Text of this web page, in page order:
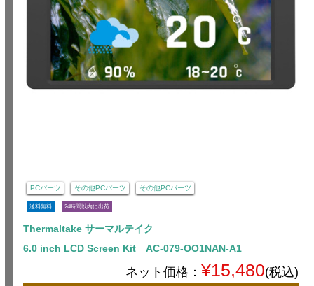
PCパーツ その他PCパーツ その他PCパーツ
送料無料 24時間以内に出荷
Thermaltake サーマルテイク
6.0 inch LCD Screen Kit AC-079-OO1NAN-A1
ネット価格： ¥15,480(税込)